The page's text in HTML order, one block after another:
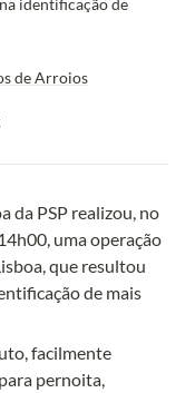
de Arroios
da PSP realizou, no
uma operação
que resultou
de mais
facilmente
pernoita,